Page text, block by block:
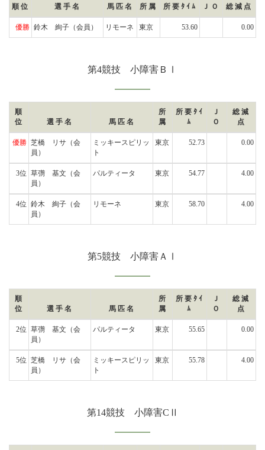
順位 選手名 馬匹名 所属 所要ﾀｲﾑ ＪＯ 総減点
優勝 鈴木 絢子 （会員） リモーネ 東京 53.60 0.00
第4競技 小障害ＢⅠ
順
位
選手名 馬匹名
所
属
所要ﾀｲ
ﾑ
Ｊ
Ｏ
総減
点
優勝 芝橋 リサ （会
員）
ミッキースピリッ
ト
東京 52.73 0.00
3位 草彅 基文 （会
員）
パルティータ 東京 54.77 4.00
4位 鈴木 絢子 （会
員）
リモーネ 東京 58.70 4.00
第5競技 小障害ＡⅠ
順
位
選手名 馬匹名
所
属
所要ﾀｲ
ﾑ
Ｊ
Ｏ
総減
点
2位 草彅 基文 （会
員）
パルティータ 東京 55.65 0.00
5位 芝橋 リサ （会
員）
ミッキースピリッ
ト
東京 55.78 4.00
第14競技 小障害CⅡ